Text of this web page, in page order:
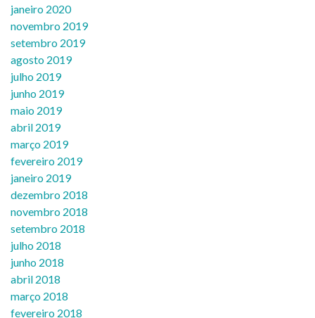
janeiro 2020
novembro 2019
setembro 2019
agosto 2019
julho 2019
junho 2019
maio 2019
abril 2019
março 2019
fevereiro 2019
janeiro 2019
dezembro 2018
novembro 2018
setembro 2018
julho 2018
junho 2018
abril 2018
março 2018
fevereiro 2018